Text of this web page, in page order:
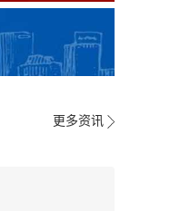
更多资讯